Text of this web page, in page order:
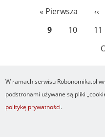
Pierwsza
strona
« Pierwsza ‹‹
Bieżąca
9 Page
10 11
Newsletter
W ramach serwisu Robonomika.pl
podstronami używane są pliki
politykę prywatności.